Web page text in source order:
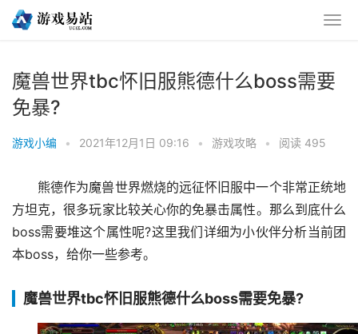
魔兽世界tbc怀旧服熊德什么boss需要
免暴?
游戏小编 • 2021年12月1日 09:16 • 游戏攻略 • 阅读 495
熊德作为魔兽世界燃烧的远征怀旧服中一个非常正统地
方坦克，很多玩家比较关心你的免暴击属性。那么到底什么
boss需要堆这个属性呢?这里我们详细为小伙伴分析当前团
本boss，给你一些参考。
魔兽世界tbc怀旧服熊德什么boss需要免暴?